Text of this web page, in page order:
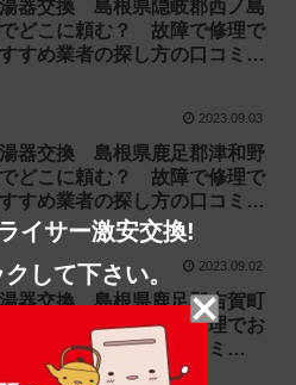
器交換 島根県隠岐郡西ノ島
どこに頼む？ 故障で修理で
すめ業者の探し方の口コミ
2023.09.03
器交換 島根県鹿足郡津和野
どこに頼む？ 故障で修理で
すめ業者の探し方の口コミ
湯が出ない 水漏れ】
2023.09.02
器交換 島根県鹿足郡吉賀町
どこに頼む？ 故障で修理でお
すめ業者の探し方の口コミ
お湯が出ない 水漏れ】
イサー激安交換!
して下さい。